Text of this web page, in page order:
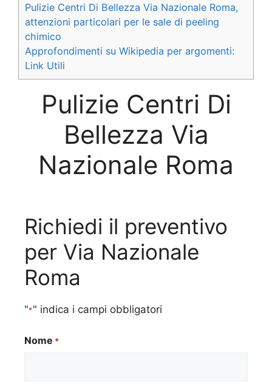
Pulizie Centri Di Bellezza Via Nazionale Roma,
attenzioni particolari per le sale di peeling
chimico
Approfondimenti su Wikipedia per argomenti:
Link Utili
Pulizie Centri Di
Bellezza Via
Nazionale Roma
Richiedi il preventivo
per Via Nazionale
Roma
"*" indica i campi obbligatori
Nome *